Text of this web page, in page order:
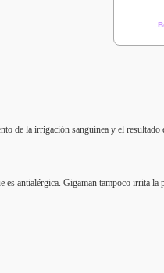
de la irrigación sanguínea y el resultado
es antialérgica. Gigaman tampoco irrita la